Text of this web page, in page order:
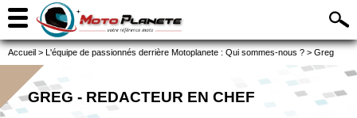
Accueil > L'équipe de passionnés derrière Motoplanete : Qui sommes-nous ? > Greg
GREG - REDACTEUR EN CHEF